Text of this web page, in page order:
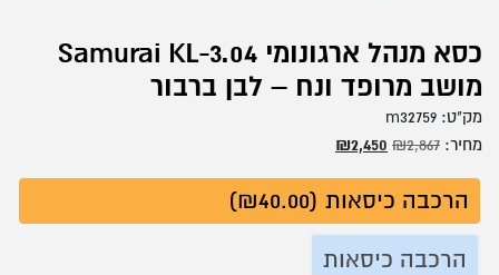
כסא מנהל ארגונומי Samurai KL-3.04
מושב מרופד ונח – לבן ברבור
מחיר: ₪2,867
המחיר
היה:
₪2,867.
₪2,450
הוא:
₪2,450.
הרכבה כיסאות (₪40.00)
הרכבה כיסאות
מק"ט: m32759